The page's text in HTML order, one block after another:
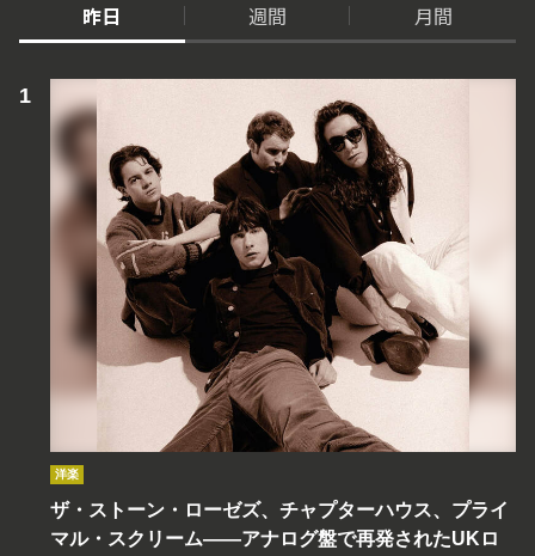
昨日 週間 月間
洋楽
ザ・ストーン・ローゼズ、チャプターハウス、プライ
マル・スクリーム――アナログ盤で再発されたUKロ